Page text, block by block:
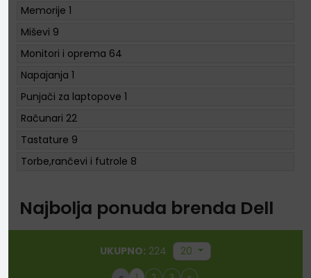
Memorije 1
Miševi 9
Monitori i oprema 64
Napajanja 1
Punjači za laptopove 1
Računari 22
Tastature 9
Torbe,rančevi i futrole 8
Najbolja ponuda brenda Dell
UKUPNO: 224 20